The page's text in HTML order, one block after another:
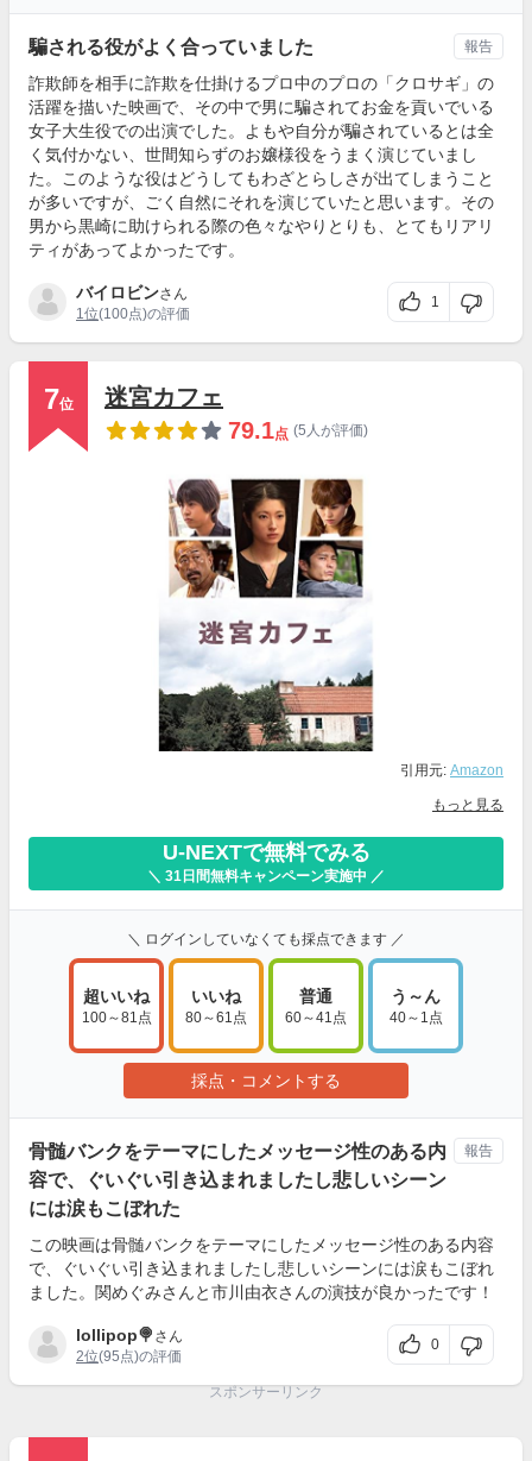
騙される役がよく合っていました
詐欺師を相手に詐欺を仕掛けるプロ中のプロの「クロサギ」の
活躍を描いた映画で、その中で男に騙されてお金を貢いでいる
女子大生役での出演でした。よもや自分が騙されているとは全
く気付かない、世間知らずのお嬢様役をうまく演じていまし
た。このような役はどうしてもわざとらしさが出てしまうこと
が多いですが、ごく自然にそれを演じていたと思います。その
男から黒崎に助けられる際の色々なやりとりも、とてもリアリ
ティがあってよかったです。
バイロビンさん
1位(100点)の評価
1
報告
7位
迷宮カフェ
79.1点 (5人が評価)
引用元: Amazon
もっと見る
U-NEXTで無料でみる
＼ 31日間無料キャンペーン実施中 ／
＼ ログインしていなくても採点できます ／
超いいね
100～81点
いいね
80～61点
普通
60～41点
う～ん
40～1点
採点・コメントする
骨髄バンクをテーマにしたメッセージ性のある内
容で、ぐいぐい引き込まれましたし悲しいシーン
には涙もこぼれた
この映画は骨髄バンクをテーマにしたメッセージ性のある内容
で、ぐいぐい引き込まれましたし悲しいシーンには涙もこぼれ
ました。関めぐみさんと市川由衣さんの演技が良かったです！
lollipop🍭 さん
2位(95点)の評価
0
報告
スポンサーリンク